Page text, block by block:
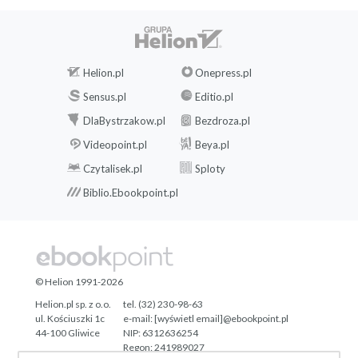
Rozdział 15. 40 uniwersalnych pomysłów na wpisy
Rozdział 16. Zadania praktyczne
Podziękowania
Helion.pl
Onepress.pl
Sensus.pl
Editio.pl
DlaBystrzakow.pl
Bezdroza.pl
Videopoint.pl
Beya.pl
Czytalisek.pl
Sploty
Biblio.Ebookpoint.pl
© Helion 1991-2026
Helion.pl sp. z o.o.
ul. Kościuszki 1c
44-100 Gliwice
tel. (32) 230-98-63
e-mail:[wyświetl email]@ebookpoint.pl
NIP: 6312636254
Regon: 241989027